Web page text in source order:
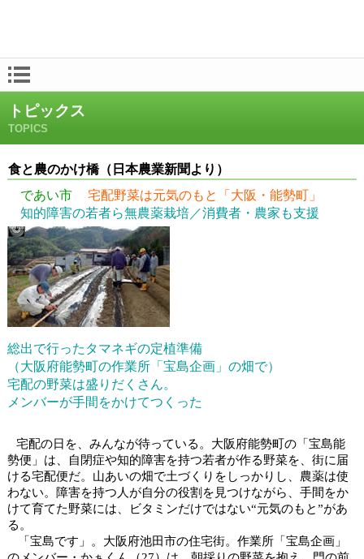
トピックス
TOPICS
食と農のかけ橋（日本農業新聞より）
であい市
宅配野菜は元気のもと
「大阪・能勢町」
知的障害の若者ら無農薬栽培／消費者・農家も支援
総出で行ったタマネギの定植準備
（大阪府能勢町の作業所「宝島企画」の畑で）
宅配の野菜は盛りだくさん。
メンバーが手間をかけてつくった
宅配の日を、みんなが待っている。大阪府能勢町の「宝島能
勢便」は、自閉症や知的障害を持つ若者が作る野菜を、街に届
ける宅配便だ。山あいの畑で土づくりをしっかりし、農薬は使
わない。障害を持つ人が自分の役割を見つけながら、手間をか
けて育てた野菜には、ビタミンだけではない“元気のもと”があ
る。
「宝島です」。大阪府池田市の住宅街。作業所「宝島企画」